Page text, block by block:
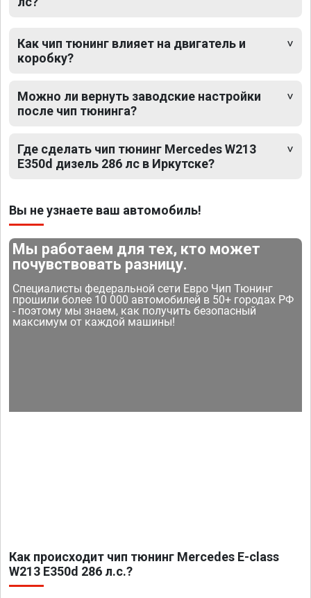
Как чип тюнинг влияет на двигатель и
коробку?
Можно ли вернуть заводские настройки
после чип тюнинга?
Где сделать чип тюнинг Mercedes W213
E350d дизель 286 лс в Иркутске?
Вы не узнаете ваш автомобиль!
Мы работаем для тех, кто может
почувствовать разницу.
Специалисты федеральной сети Евро Чип Тюнинг
прошили более 10 000 автомобилей в 50+ городах РФ
- поэтому мы знаем, как получить безопасный
максимум от каждой машины!
Как происходит чип тюнинг Mercedes E-class
W213 E350d 286 л.с.?